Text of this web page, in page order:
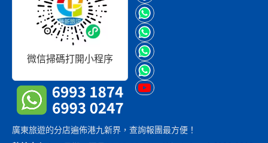
微信掃碼打開小程序
廣東旅遊的分店遍佈港九新界，查詢報團最方便！